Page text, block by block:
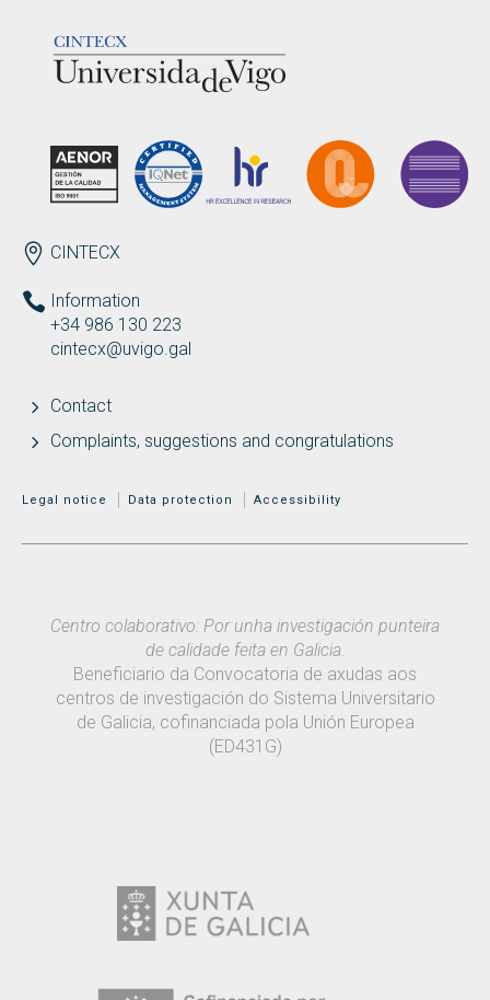
ENDEREZO EN
CINTECX
Information
+34 986 130 223
cintecx@uvigo.gal
Contact
Complaints, suggestions and congratulations
MENÚ ADICIONAL
Legal notice Data protection Accessibility
Centro colaborativo: Por unha investigación punteira
de calidade feita en Galicia.
Beneficiario da Convocatoria de axudas aos
centros de investigación do Sistema Universitario
de Galicia, cofinanciada pola Unión Europea
(ED431G)